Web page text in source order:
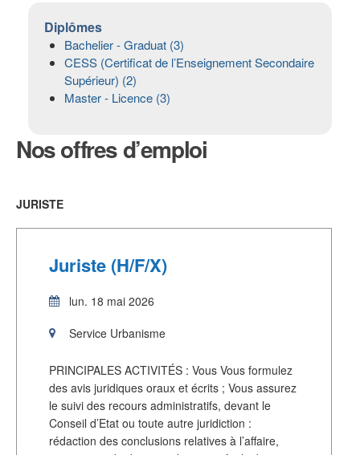
Diplômes
Bachelier - Graduat (3)
CESS (Certificat de l’Enseignement Secondaire
Supérieur) (2)
Master - Licence (3)
Nosoffres d’emploi
JURISTE
Juriste (H/F/X)
lun. 18 mai 2026
Service Urbanisme
PRINCIPALES ACTIVITÉS : Vous Vous formulez
des avis juridiques oraux et écrits ; Vous assurez
le suivi des recours administratifs, devant le
Conseil d’Etat ou toute autre juridiction :
rédaction des conclusions relatives à l’affaire,